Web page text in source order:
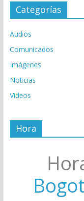
Categorías
Audios
Comunicados
Imágenes
Noticias
Videos
Hora